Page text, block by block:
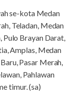
se-kota Medan
Teladan, Medan
Pulo Brayan Darat,
Amplas, Medan
Pasar Merah,
Pahlawan
timur. (sa)